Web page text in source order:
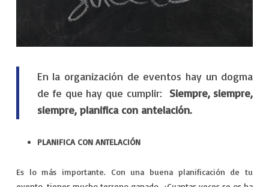
En la organización de eventos hay un dogma
de fe que hay que cumplir: Siempre, siempre,
siempre, planifica con antelación.
PLANIFICA CON ANTELACIÓN
Es lo más importante. Con una buena planificación de tu